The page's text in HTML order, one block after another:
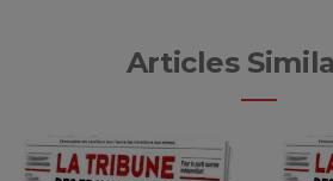
Articles